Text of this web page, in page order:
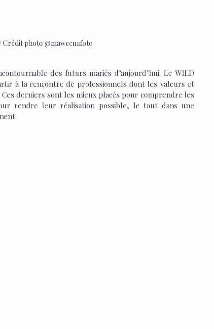
Crédit photo @maweenafoto
des futurs mariés d’aujourd’hui. Le WILD
à la rencontre de professionnels dont les valeurs et
Ces derniers sont les mieux placés pour comprendre les
rendre leur réalisation possible, le tout dans une